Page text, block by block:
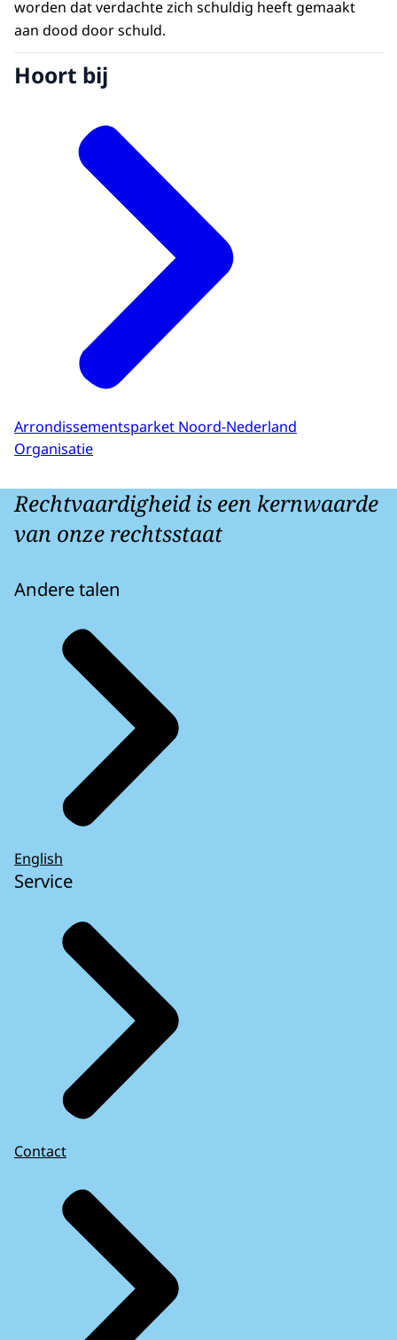
worden dat verdachte zich schuldig heeft gemaakt
aan dood door schuld.
Hoort bij
Arrondissementsparket Noord-Nederland
Organisatie
Rechtvaardigheid is een kernwaarde
van onze rechtsstaat
Andere talen
English
Service
Contact